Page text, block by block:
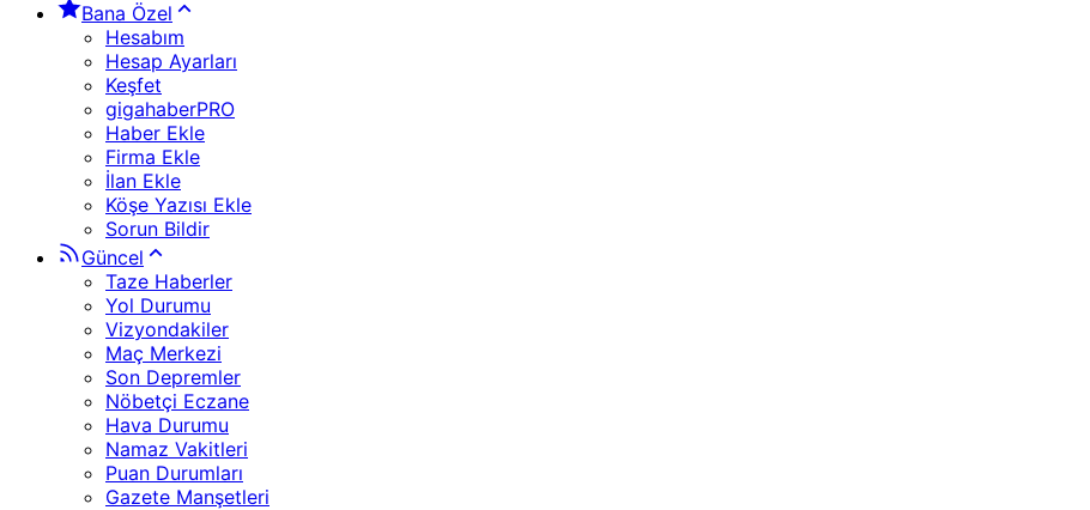
Bana Özel
Hesabım
Hesap Ayarları
Keşfet
gigahaberPRO
Haber Ekle
Firma Ekle
İlan Ekle
Köşe Yazısı Ekle
Sorun Bildir
Güncel
Taze Haberler
Yol Durumu
Vizyondakiler
Maç Merkezi
Son Depremler
Nöbetçi Eczane
Hava Durumu
Namaz Vakitleri
Puan Durumları
Gazete Manşetleri